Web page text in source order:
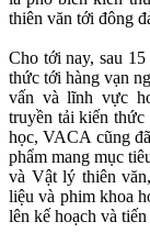
thiên văn tới đông
Cho tới nay, sau
thức tới hàng vạn
vấn và lĩnh vực
truyền tải kiến thức
học, VACA cũng
phẩm mang mục
và Vật lý thiên
liệu và phim khoa
lên kế hoạch và tiến